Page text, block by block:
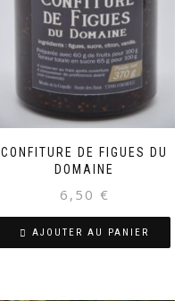
CONFITURE DE FIGUES DU
DOMAINE
6,50 €
AJOUTER AU PANIER